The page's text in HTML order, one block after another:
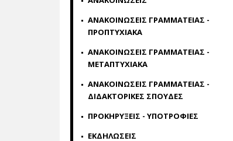
ΑΝΑΚΟΙΝΩΣΕΙΣ ΓΡΑΜΜΑΤΕΙΑΣ -
ΠΡΟΠΤΥΧΙΑΚΑ
ΑΝΑΚΟΙΝΩΣΕΙΣ ΓΡΑΜΜΑΤΕΙΑΣ -
ΜΕΤΑΠΤΥΧΙΑΚΑ
ΑΝΑΚΟΙΝΩΣΕΙΣ ΓΡΑΜΜΑΤΕΙΑΣ -
ΔΙΔΑΚΤΟΡΙΚΕΣ ΣΠΟΥΔΕΣ
ΠΡΟΚΗΡΥΞΕΙΣ - ΥΠΟΤΡΟΦΙΕΣ
ΕΚΔΗΛΩΣΕΙΣ